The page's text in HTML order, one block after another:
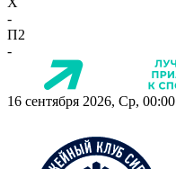
-
П2
-
16 сентября 2026, Ср, 00:00